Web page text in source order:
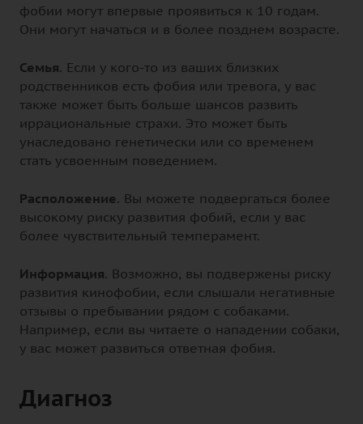
фобии могут впервые проявиться к 10 годам.
Они могут начаться и в более позднем возрасте.
Семья. Если у кого-то из ваших близких
родственников есть фобия или тревога, у вас
также может быть больше шансов развить
иррациональные страхи. Это может быть
унаследовано генетически или со временем
стать усвоенным поведением.
Расположение. Вы можете подвергаться более
высокому риску развития фобий, если у вас
более чувствительный темперамент.
Информация. Возможно, вы подвержены риску
развития кинофобии, если слышали негативные
отзывы о пребывании рядом с собаками.
Например, если вы читаете о нападении собаки,
у вас может развиться ответная фобия.
Диагноз